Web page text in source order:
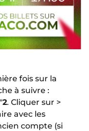
fois sur la
à suivre :
2. Cliquer sur >
avec les
compte (si